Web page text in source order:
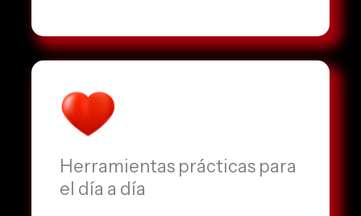
Herramientas prácticas para
el día a día